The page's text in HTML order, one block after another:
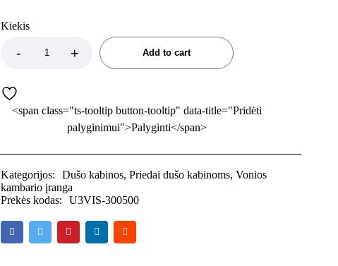
Kiekis
Add to cart
<span class="ts-tooltip button-tooltip" data-title="Pridėti
palyginimui">Palyginti</span>
Kategorijos: Dušo kabinos, Priedai dušo kabinoms, Vonios
kambario įranga
Prekės kodas:
U3VIS-300500